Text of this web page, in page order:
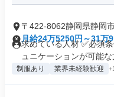
〒422-8062静岡県静岡
月給24万5250円～31万
求めている人材 ✅必須
ュニケーションが可能な
制服あり 業界未経験歓迎